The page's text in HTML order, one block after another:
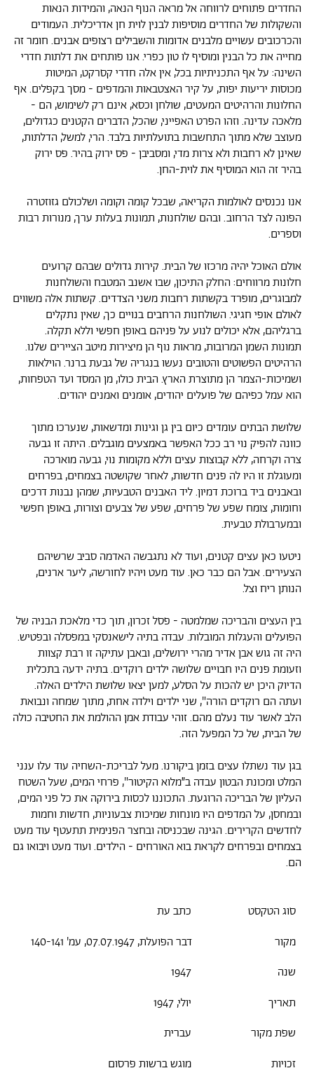
סוג הטקסט
כתב עת
מקור
דבר הפועלת, 07.07.1947, עמ' 140-141
שנה
1947
תאריך
יולי, 1947
שפת מקור
עברית
זכויות
מוגש ברשות פרסום
החדרים פתוחים לרווחה אל מראה הנוף הנאה, והמידות הנאות
והשקולות של החדרים מוסיפות לבנין לוית חן אדריכלית. העמודים
והכרכובים עשויים מלבנים אדומות והשבילים רצופים אבנים. חומר זה
מחייה את כל הבנין ומוסיף לו טון כפרי. אנו פותחים את דלתות חדרי
השינה: על אף התכניתיות בכל, אין אלה חדרי קסרקט, המיטות
מכוסות יריעות יפות, על קיר האצטבאות והמדפים - מסך בקפלים. אף
החלונות והרהיטים המעטים, שולחן וכסא, אינם רק לשימוש, הם -
מלאכה עדינה. וזהו הפרט האפייני, שהכל, הדברים הקטנים כגדולים,
מעוצב שלא מתוך התחשבות בתועלתיות בלבד. הרי, למשל, הדלתות,
שאינן לא רחבות ולא צרות מדי, ומסביבן - פס ירוק בהיר. פס ירוק
בהיר זה הוא המוסיף את לוית-החן.
אנו נכנסים לאולמות הקריאה, שבכל קומה וקומה ושלכולם גזוזטרה
הפונה לצד הרחוב. ובהם שולחנות, תמונות בעלות ערך, מנורות רבות
וספרים.
אולם האוכל יהיה מרכזו של הבית. קירות גדולים שבהם קרועים
חלונות מרווחים: החלק התיכון, שבו אשנב המטבח והשולחנות
למבוגרים, מופרד בקשתות רחבות משני הצדדים. קשתות אלה משווים
לאולם אופי חגיגי. השולחנות הרחבים בנויים כך, שאין נתקלים
ברגליהם, אלא יכולים לנוע על פניהם באופן חפשי וללא תקלה.
תמונות השמן המרובות, מראות נוף הן מיצירות מיטב הציירים שלנו.
הרהיטים הפשוטים והטובים נעשו בנגריה של גבעת ברנר. הוילאות
ושמיכות-הצמר הן מתוצרת הארץ. הבית כולו, מן המסד ועד הטפחות,
הוא עמל כפיהם של פועלים יהודים, אומנים ואמנים יהודים.
שלושת הבתים עומדים כיום בין גן וגינות ומדשאות, שנערכו מתוך
כוונה להפיק נוי רב ככל האפשר באמצעים מוגבלים. היתה זו גבעה
צרה וקרחה, ללא קבוצות עצים וללא מקומות נוי, גבעה מוארכה
ומעוגלת זו היו לה פנים חדשות, לאחר שקושטה בצמחים, בפרחים
ובאבנים ביד ברוכת דמיון. ליד האבנים הטבעיות, שמהן נבנות דרכים
וחומות, צומח שפע של פרחים, שפע של צבעים וצורות, באופן חפשי
ובמערבולת טבעית.
ניטעו כאן עצים קטנים, ועוד לא נתגבשה האדמה סביב שרשיהם
הצעירים. אבל הם כבר כאן. עוד מעט ויהיו לחורשה, ליער ארנים,
הנותן ריח וצל.
בין העצים והבריכה שמלמטה - פסל זכרון, תוך כדי מלאכת הבניה של
הפועלים והעגלות המובלות. עבדה בתיה לישאנסקי במפסלה ובפטיש.
היה זה גוש אבן אדיר מהרי ירושלים, ובאבן עתיקה זו רבת קצוות
וזעומת פנים היו חבויים שלושה ילדים רוקדים. בתיה ידעה בתכלית
הדיוק היכן יש להכות על הסלע, למען יצאו שלושת הילדים האלה.
ועתה הם רוקדים הורה", שני ילדים וילדה אחת, מתוך שמחה ונבואת
הלב לאשר עוד נעלם מהם. זוהי עבודת אמן ההולמת את החטיבה כולה
של הבית, של כל המפעל הזה.
בגן עוד נשתלו עצים בזמן ביקורנו. מעל לבריכת-השחיה עוד עלו ענני
המלט ומכונת הבטון עבדה ב״מלוא הקיטור", פרחי המים, שעל השטח
העליון של הבריכה הרוגעת. התכוננו לכסות בירוקה את כל פני המים,
ובמחסן, על המדפים היו מונחות שמיכות צבעוניות, חדשות וחמות
לחדשים הקרירים. הגינה שבכניסה ובחצר הפנימית תתעטף עוד מעט
בצמחים ובפרחים לקראת בוא האורחים - הילדים. ועוד מעט ויבואו גם
הם.